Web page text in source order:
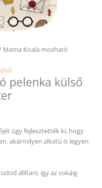
Mama Koala mosható
pelenka külső
úgy fejlesztették ki, hogy
akármilyen alkatú is legyen
állítani, így az sokáig